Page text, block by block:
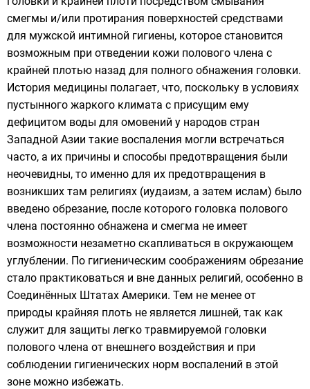
смегмы и/или протирания поверхностей средствами
для мужской интимной гигиены, которое становится
возможным при отведении кожи полового члена с
крайней плотью назад для полного обнажения головки.
История медицины полагает, что, поскольку в условиях
пустынного жаркого климата с присущим ему
дефицитом воды для омовений у народов стран
Западной Азии такие воспаления могли встречаться
часто, а их причины и способы предотвращения были
неочевидны, то именно для их предотвращения в
возникших там религиях (иудаизм, а затем ислам) было
введено обрезание, после которого головка полового
члена постоянно обнажена и смегма не имеет
возможности незаметно скапливаться в окружающем
углублении. По гигиеническим соображениям обрезание
стало практиковаться и вне данных религий, особенно в
Соединённых Штатах Америки. Тем не менее от
природы крайняя плоть не является лишней, так как
служит для защиты легко травмируемой головки
полового члена от внешнего воздействия и при
соблюдении гигиенических норм воспалений в этой
зоне можно избежать.